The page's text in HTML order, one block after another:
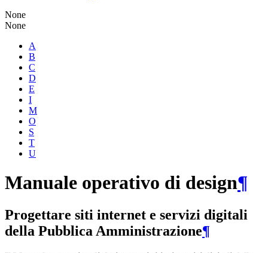
None
None
A
B
C
D
E
I
M
O
S
T
U
Manuale operativo di design¶
Progettare siti internet e servizi digitali
della Pubblica Amministrazione¶